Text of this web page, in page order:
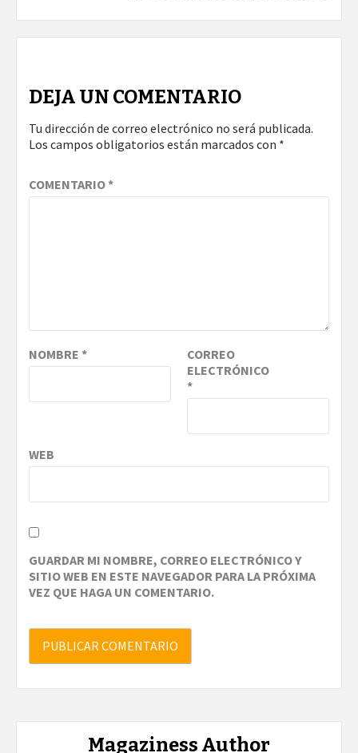
DEJA UN COMENTARIO
Tu dirección de correo electrónico no será publicada.
Los campos obligatorios están marcados con *
COMENTARIO*
NOMBRE *
CORREO
ELECTRÓNICO
*
WEB
GUARDAR MI NOMBRE, CORREO ELECTRÓNICO Y
SITIO WEB EN ESTE NAVEGADOR PARA LA PRÓXIMA
VEZ QUE HAGA UN COMENTARIO.
Magaziness Author